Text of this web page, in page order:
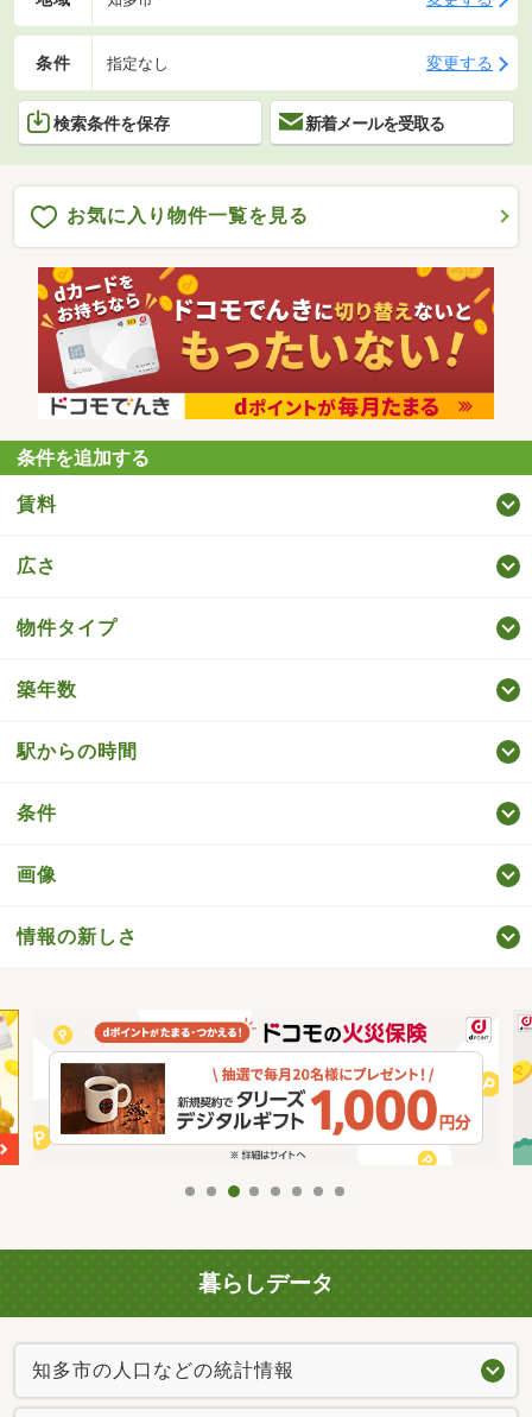
条件 指定なし 変更する
検索条件を保存 新着メールを受取る
お気に入り物件一覧を見る
条件を追加する
賃料
広さ
物件タイプ
築年数
駅からの時間
条件
画像
情報の新しさ
暮らしデータ
知多市の人口などの統計情報